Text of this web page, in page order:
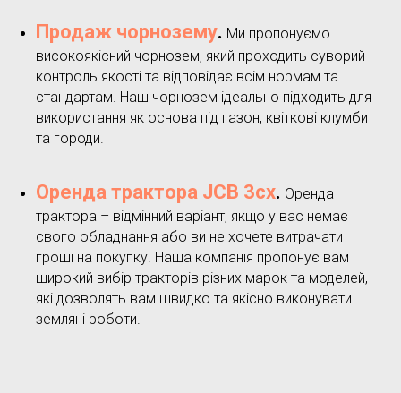
Продаж чорнозему. Ми пропонуємо
високоякісний чорнозем, який проходить суворий
контроль якості та відповідає всім нормам та
стандартам. Наш чорнозем ідеально підходить для
використання як основа під газон, квіткові клумби
та городи.
Оренда трактора JCB 3cx. Оренда
трактора – відмінний варіант, якщо у вас немає
свого обладнання або ви не хочете витрачати
гроші на покупку. Наша компанія пропонує вам
широкий вибір тракторів різних марок та моделей,
які дозволять вам швидко та якісно виконувати
земляні роботи.